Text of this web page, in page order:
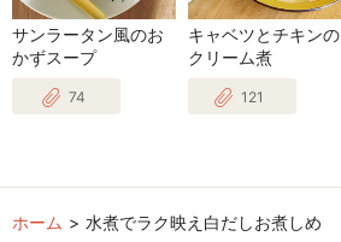
サンラータン風のお
かずスープ
74
キャベツとチキンの
クリーム煮
121
ホーム 水煮でラク映え白だしお煮しめ